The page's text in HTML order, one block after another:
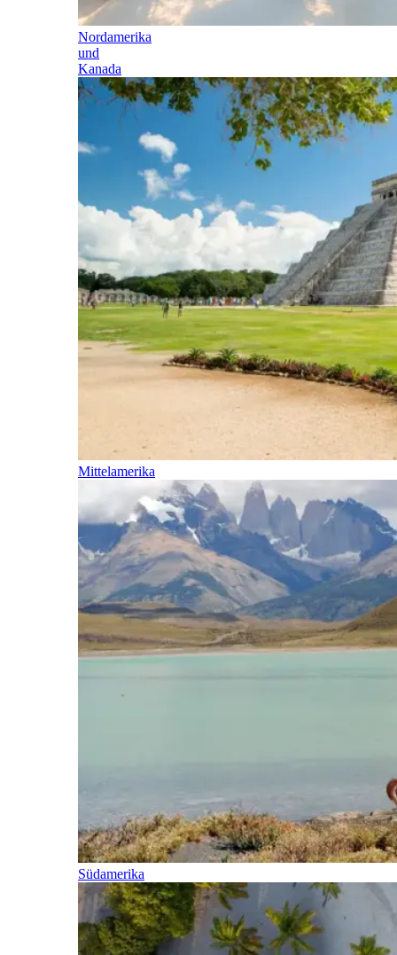
Nordamerika
und
Kanada
Mittelamerika
Südamerika